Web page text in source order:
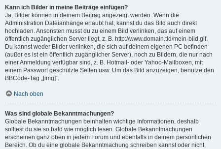
Kann ich Bilder in meine Beiträge einfügen?
Ja, Bilder können in deinem Beitrag angezeigt werden. Wenn die
Administration Dateianhänge erlaubt hat, kannst du das Bild auch direkt
hochladen. Ansonsten musst du zu einem Bild verlinken, das auf einem
öffentlich zugänglichen Server liegt, z. B. http://www.domain.tld/mein-bild.gif.
Du kannst weder Bilder verlinken, die sich auf deinem eigenen PC befinden
(außer es ist ein öffentlich zugänglicher Server), noch zu Bildern, die nur nach
einer Anmeldung verfügbar sind, z. B. Hotmail- oder Yahoo-Mailboxen, mit
einem Passwort geschützte Seiten usw. Um das Bild anzuzeigen, benutze den
BBCode-Tag „[img]“.
Nach oben
Was sind globale Bekanntmachungen?
Globale Bekanntmachungen beinhalten wichtige Informationen, deshalb
solltest du sie so bald wie möglich lesen. Globale Bekanntmachungen
erscheinen ganz oben in jedem Forum und ebenfalls in deinem persönlichen
Bereich. Ob du eine globale Bekanntmachung schreiben kannst oder nicht,